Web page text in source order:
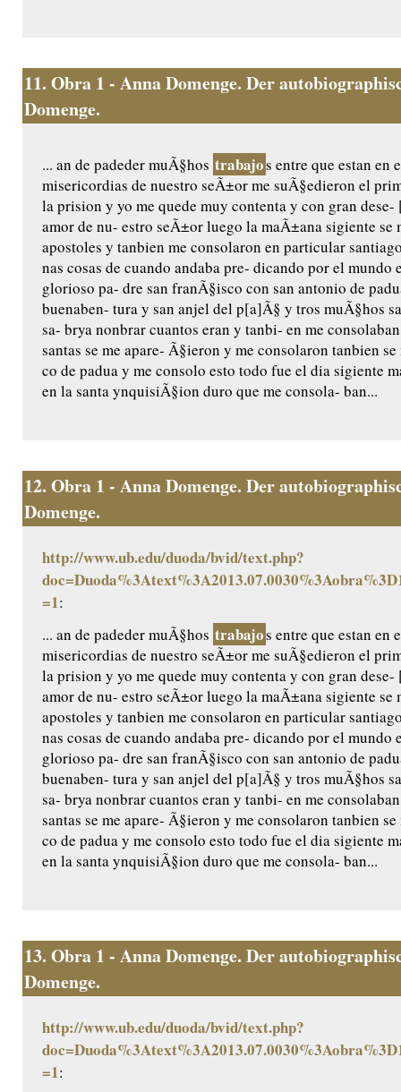
11. Obra 1 - Anna Domenge. Der
Domenge.
... an de padeder muÃ§hos trabajos entre que estan en
misericordias de nuestro seÃ±or me suÃ§edieron el
la prision y yo me quede muy contenta y con gran
amor de nu- estro seÃ±or luego la maÃ±ana sigiente se
apostoles y tanbien me consolaron en particular
nas cosas de cuando andaba pre- dicando por el mundo
glorioso pa- dre san franÃ§isco con san antonio de
buenaben- tura y san anjel del p[a]Ã§ y tros muÃ§hos
sa- brya nonbrar cuantos eran y tanbi- en me
santas se me apare- Ã§ieron y me consolaron tanbien
co de padua y me consolo esto todo fue el dia sigiente
en la santa ynquisiÃ§ion duro que me consola- ban...
12. Obra 1 - Anna Domenge. Der
Domenge.
http://www.ub.edu/duoda/bvid/text.php?
=1:
... an de padeder muÃ§hos trabajos entre que estan en
misericordias de nuestro seÃ±or me suÃ§edieron el
la prision y yo me quede muy contenta y con gran
amor de nu- estro seÃ±or luego la maÃ±ana sigiente se
apostoles y tanbien me consolaron en particular
nas cosas de cuando andaba pre- dicando por el mundo
glorioso pa- dre san franÃ§isco con san antonio de
buenaben- tura y san anjel del p[a]Ã§ y tros muÃ§hos
sa- brya nonbrar cuantos eran y tanbi- en me
santas se me apare- Ã§ieron y me consolaron tanbien
co de padua y me consolo esto todo fue el dia sigiente
en la santa ynquisiÃ§ion duro que me consola- ban...
13. Obra 1 - Anna Domenge. Der
Domenge.
http://www.ub.edu/duoda/bvid/text.php?
=1: